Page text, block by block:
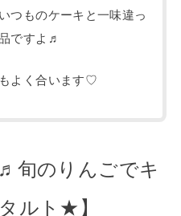
つものケーキと一味違っ
ですよ♬
よく合います♡
旬のりんごでキ
ルト★】